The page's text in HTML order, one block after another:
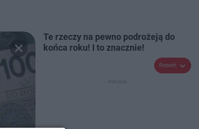
Te rzeczy na pewno podrożeją do
końca roku! I to znacznie!
Rozwiń